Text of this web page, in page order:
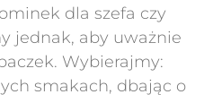
dla szefa czy
jednak, aby uważnie
Wybierajmy:
smakach, dbając o